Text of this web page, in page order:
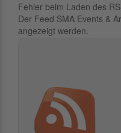
Fehler beim Laden des
Der Feed SMA Events &
angezeigt werden.